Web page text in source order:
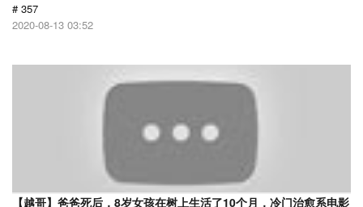
# 357
2020-08-13 03:52
【越哥】爸爸死后，8岁女孩在树上生活了10个月，冷门治愈系电影